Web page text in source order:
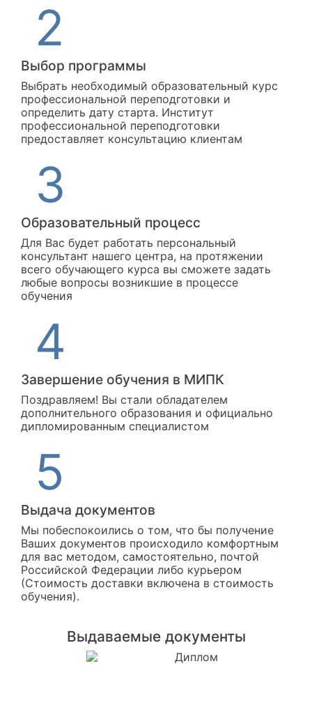
Выбор программы
Выбрать необходимый образовательный курс
профессиональной переподготовки и
определить дату старта. Институт
профессиональной переподготовки
предоставляет консультацию клиентам
Образовательный процесс
Для Вас будет работать персональный
консультант нашего центра, на протяжении
всего обучающего курса вы сможете задать
любые вопросы возникшие в процессе
обучения
Завершение обучения в МИПК
Поздравляем! Вы стали обладателем
дополнительного образования и официально
дипломированным специалистом
Выдача документов
Мы побеспокоились о том, что бы получение
Ваших документов происходило комфортным
для вас методом, самостоятельно, почтой
Российской Федерации либо курьером
(Стоимость доставки включена в стоимость
обучения).
Выдаваемые документы